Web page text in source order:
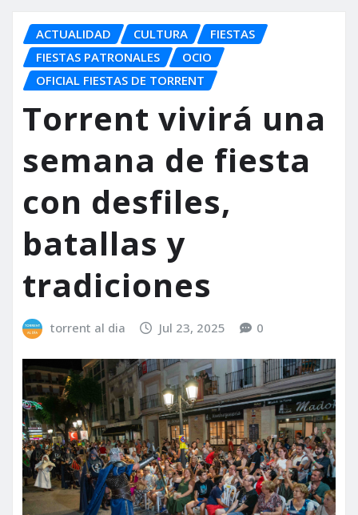
ACTUALIDAD CULTURA
FIESTAS
FIESTAS PATRONALES
OCIO
OFICIAL FIESTAS DE TORRENT
Torrent vivirá una
semana de fiesta
con desfiles,
batallas y
tradiciones
torrent al dia Jul 23, 2025 0